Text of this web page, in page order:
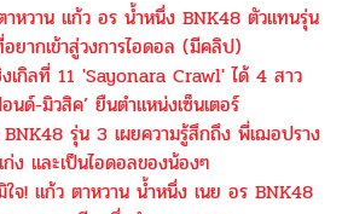
หวาน แก้ว อร น้ำหนึ่ง BNK48 ตัวแทนรุ่น
ากเข้าสู่วงการไอดอล (มีคลิป)
เกิลที่ 11 'Sayonara Crawl' ได้ 4 สาว
นด์-มิวสิค’ ยืนตำแหน่งเซ็นเตอร์
รุ่น 3 เผยความรู้สึกถึง พี่เฌอปราง
ง และเป็นไอดอลของน้องๆ
จ! แก้ว ตาหวาน น้ำหนึ่ง เนย อร BNK48